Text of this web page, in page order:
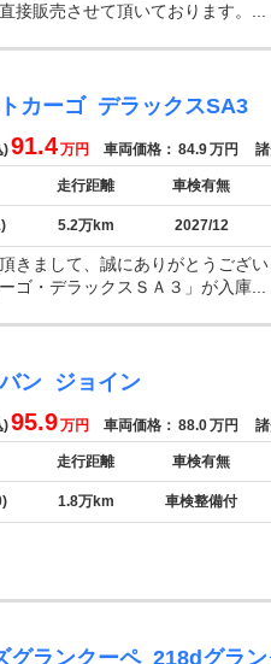
接販売させて頂いております。...
カーゴ デラックスSA3
)91.4万円 車両価格： 84.9万円 諸
走行距離 車検有無
5.2万km 2027/12
きまして、誠にありがとうござい
ゴ・デラックスＳＡ３」が入庫...
ン ジョイン
)95.9万円 車両価格： 88.0万円 諸
走行距離 車検有無
1.8万km 車検整備付
グランクーペ 218dグラ